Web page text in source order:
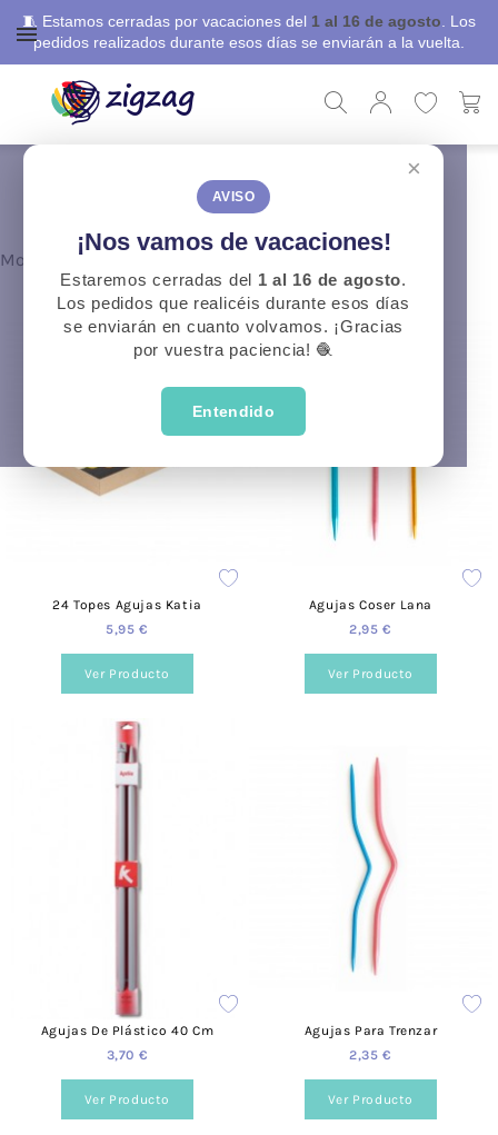
🧵 Estamos cerradas por vacaciones del 1 al 16 de agosto . Los
pedidos realizados durante esos días se enviarán a la vuelta.
×
AVISO
¡Nos vamos de vacaciones!
Estaremos cerradas del 1 al 16 de agosto.
Los pedidos que realicéis durante esos días
se enviarán en cuanto volvamos. ¡Gracias
por vuestra paciencia! 🧶
Entendido
Mostrando 1-9 de 418 item(s)
24 Topes Agujas Katia
5,95 €
Ver Producto
Agujas Coser Lana
2,95 €
Ver Producto
Agujas De Plástico 40 Cm
3,70 €
Ver Producto
Agujas Para Trenzar
2,35 €
Ver Producto